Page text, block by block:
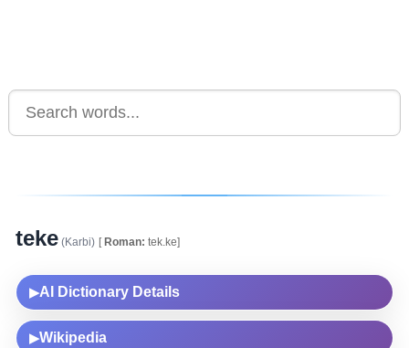
teke (Karbi) [Roman: tek.ke]
▶AI Dictionary Details
▶Wikipedia